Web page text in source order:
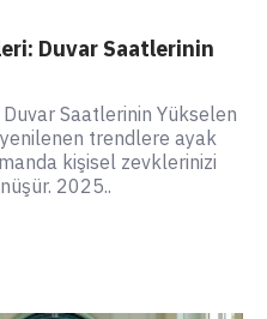
Duvar Saatlerinin
Saatlerinin Yükselen
trendlere ayak
kişisel zevklerinizi
2025..